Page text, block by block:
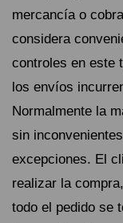
mercancía o
considera
controles en este
los envíos
Normalmente la
sin
excepciones. El
realizar la
todo el pedido se